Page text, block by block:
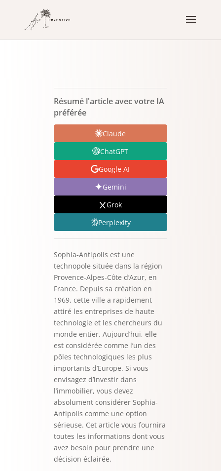
Résumé l'article avec votre IA
préférée
Claude
ChatGPT
Google AI
Gemini
Grok
Perplexity
Sophia-Antipolis est une
technopole située dans la région
Provence-Alpes-Côte d’Azur, en
France. Depuis sa création en
1969, cette ville a rapidement
attiré les entreprises de haute
technologie et les chercheurs du
monde entier. Aujourd’hui, elle
est considérée comme l’un des
pôles technologiques les plus
importants d’Europe. Si vous
envisagez d’investir dans
l’immobilier, vous devez
absolument considérer Sophia-
Antipolis comme une option
sérieuse. Cet article vous fournira
toutes les informations dont vous
avez besoin pour prendre une
décision éclairée.